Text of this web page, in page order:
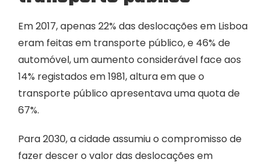
Em 2017, apenas 22% das deslocações em Lisboa
eram feitas em transporte público, e 46% de
automóvel, um aumento considerável face aos
14% registados em 1981, altura em que o
transporte público apresentava uma quota de
67%.
Para 2030, a cidade assumiu o compromisso de
fazer descer o valor das deslocações em